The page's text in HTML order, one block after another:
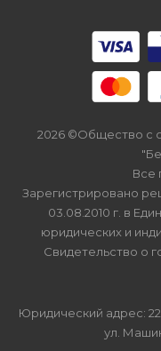
2026 ©Общество с
Все
Зарегистрировано
03.08.2010 г. в
юридических и
Свидетельство о
Юридический адрес:
ул.